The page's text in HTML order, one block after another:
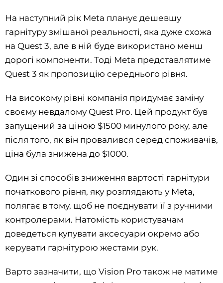
На наступний рік Meta планує дешевшу
гарнітуру змішаної реальності, яка дуже схожа
на Quest 3, але в ній буде використано менш
дорогі компоненти. Тоді Meta представлятиме
Quest 3 як пропозицію середнього рівня.
На високому рівні компанія придумає заміну
своєму невдалому Quest Pro. Цей продукт був
запущений за ціною $1500 минулого року, але
після того, як він провалився серед споживачів,
ціна була знижена до $1000.
Один зі способів зниження вартості гарнітури
початкового рівня, яку розглядають у Meta,
полягає в тому, щоб не поєднувати її з ручними
контролерами. Натомість користувачам
доведеться купувати аксесуари окремо або
керувати гарнітурою жестами рук.
Варто зазначити, що Vision Pro також не матиме